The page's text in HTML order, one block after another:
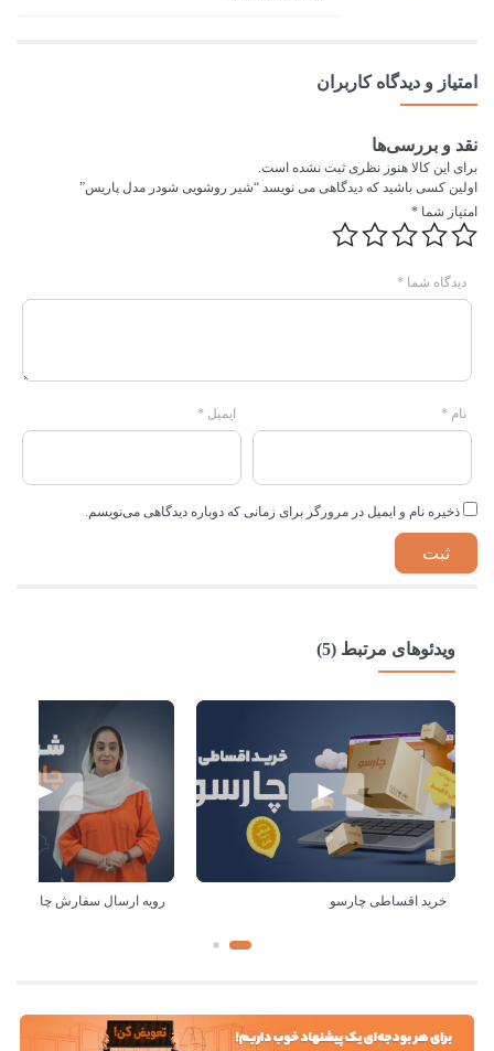
امتیاز و دیدگاه کاربران
نقد و بررسی‌ها
برای این کالا هنوز نظری ثبت نشده است.
اولین کسی باشید که دیدگاهی می نویسد “شیر روشویی شودر مدل پاریس”
امتیاز شما *
دیدگاه شما *
نام * ایمیل *
ذخیره نام و ایمیل در مرورگر برای زمانی که دوباره دیدگاهی می‌نویسم.
ویدئوهای مرتبط (5)
خرید اقساطی چارسو رویه ارسال سفارش چارسو